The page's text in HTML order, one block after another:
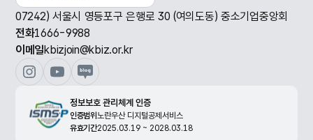
07242) 서울시 영등포구 은행로 30 (여의도동) 중소기업중앙회
전화1666-9988
이메일kbizjoin@kbiz.or.kr
정보보호 관리체계 인증
인증범위노란우산 디지털공제서비스
유효기간2025.03.19 ~ 2028.03.18